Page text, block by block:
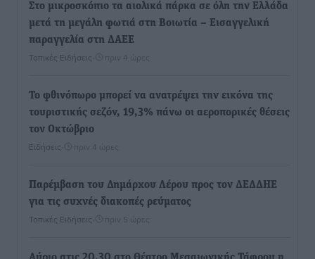
Στο μικροσκόπιο τα αιολικά πάρκα σε όλη την Ελλάδα
μετά τη μεγάλη φωτιά στη Βοιωτία – Eισαγγελική
παραγγελία στη ΔΑΕΕ
Τοπικές Ειδήσεις πριν 4 ώρες
Το φθινόπωρο μπορεί να ανατρέψει την εικόνα της
τουριστικής σεζόν, 19,3% πάνω οι αεροπορικές θέσεις
τον Οκτώβριο
Ειδήσεις πριν 4 ώρες
Παρέμβαση του Δημάρχου Λέρου προς τον ΔΕΔΔΗΕ
για τις συχνές διακοπές ρεύματος
Τοπικές Ειδήσεις πριν 5 ώρες